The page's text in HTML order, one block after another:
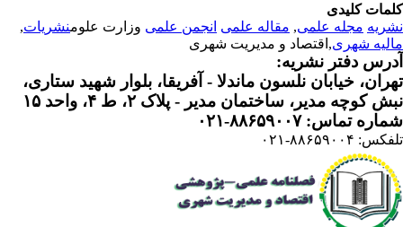
کلیدی
مجله علمی, مقاله علمی انجمن علمیوزارت علومنشریات,
شهری ,اقتصاد و مدیریت شهری
دفتر نشریه:
خیابان نلسون ماندلا - آفریقا، بلوار شهید ستاری،
کوچه مدیر، ساختمان مدیر - پلاک ۲، ط ۴، واحد ۱۵
تماس: ۸۸۶۵۹۰۰۷-۰۲۱
۸۸۶۵۹۰۰۴-۰۲۱